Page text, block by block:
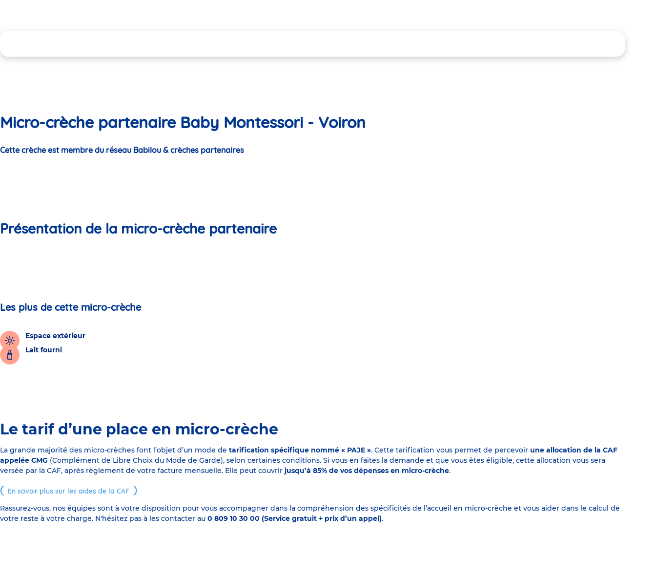
Micro-crèche partenaire Baby Montessori - Voiron
Cette crèche est membre du réseau Babilou & crèches partenaires
Présentation de la micro-crèche partenaire
Les plus de cette micro-crèche
Espace extérieur
Lait fourni
Le tarif d’une place en micro-crèche
La grande majorité des micro-crèches font l’objet d’un mode de tarification spécifique nommé « PAJE ». Cette tarification vous permet de percevoir une allocation de la CAF
appelée CMG (Complément de Libre Choix du Mode de Garde), selon certaines conditions. Si vous en faites la demande et que vous êtes éligible, cette allocation vous sera
versée par la CAF, après règlement de votre facture mensuelle. Elle peut couvrir jusqu’à 85% de vos dépenses en micro-crèche.
En savoir plus sur les aides de la CAF
Rassurez-vous, nos équipes sont à votre disposition pour vous accompagner dans la compréhension des spécificités de l’accueil en micro-crèche et vous aider dans le calcul de
votre reste à votre charge. N'hésitez pas à les contacter au 0 809 10 30 00 (Service gratuit + prix d’un appel).